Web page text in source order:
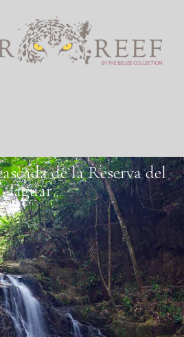
de la Reserva del
Jaguar